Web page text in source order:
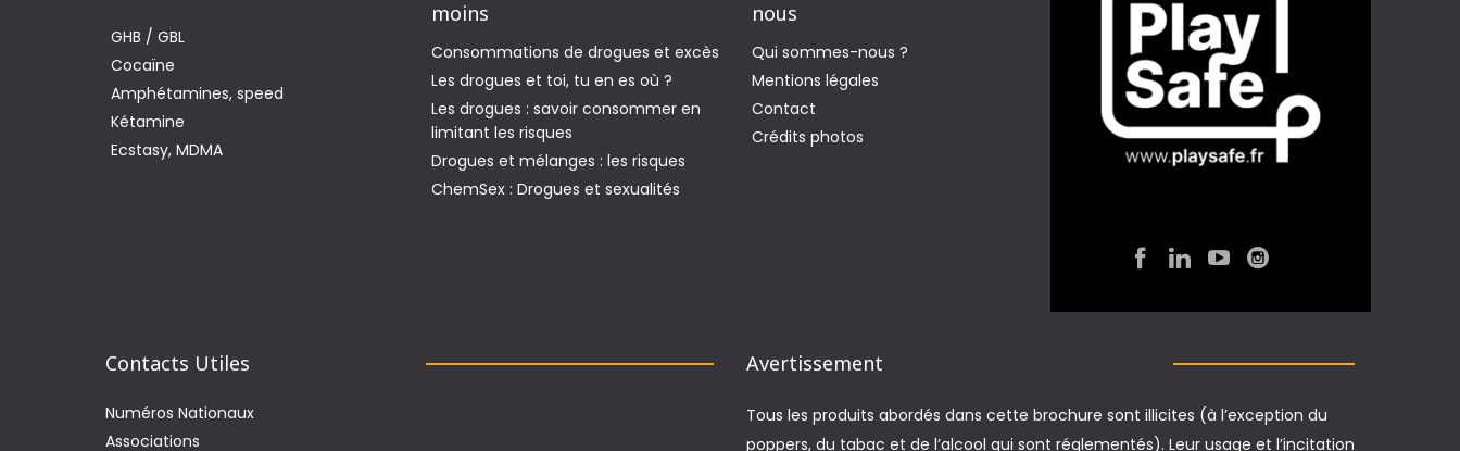
GHB / GBL
Cocaïne
Amphétamines, speed
Kétamine
Ecstasy, MDMA
moins
Consommations de drogues et excès
Les drogues et toi, tu en es où ?
Les drogues : savoir consommer en
limitant les risques
Drogues et mélanges : les risques
ChemSex : Drogues et sexualités
nous
Qui sommes-nous ?
Mentions légales
Contact
Crédits photos
Contacts Utiles
Numéros Nationaux
Associations
Avertissement
Tous les produits abordés dans cette brochure sont illicites (à l’exception du
poppers, du tabac et de l’alcool qui sont réglementés). Leur usage et l’incitation